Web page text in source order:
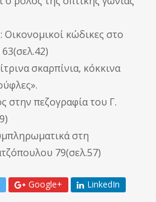
κώδικες στο
σκαρπίνια, κόκκινα
στην πεζογραφία του Γ.
στη
79(σελ.57)
Google+ LinkedIn